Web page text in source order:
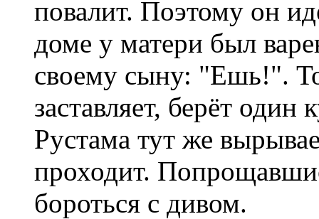
повалит. Поэтому он
доме у матери был
своему сыну: "Ешь!".
заставляет, берёт один
Рустама тут же
проходит.
бороться с дивом.